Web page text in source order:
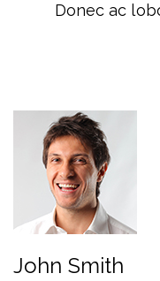
Donec ac
John Smith